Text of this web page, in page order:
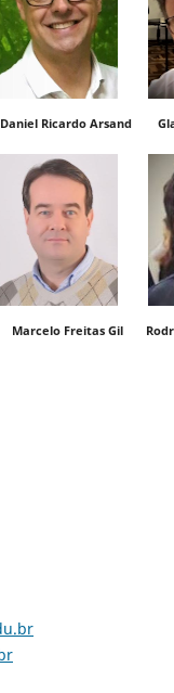
Ricardo Arsand
Marcelo Freitas Gil